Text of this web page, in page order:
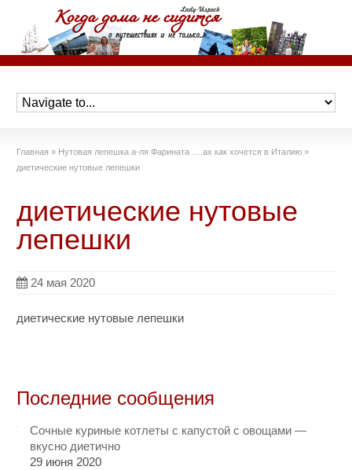
Главная » Нутовая лепешка а-ля Фарината ….ах как хочется в Италию »
диетические нутовые лепешки
диетические нутовые
лепешки
24 мая 2020
диетические нутовые лепешки
Последние сообщения
Сочные куриные котлеты с капустой с овощами —
вкусно диетично
29 июня 2020